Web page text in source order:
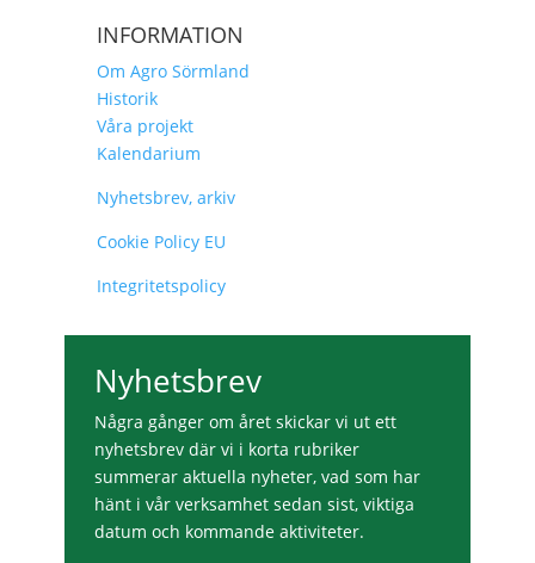
INFORMATION
Om Agro Sörmland
Historik
Våra projekt
Kalendarium
Nyhetsbrev, arkiv
Cookie Policy EU
Integritetspolicy
Nyhetsbrev
Några gånger om året skickar vi ut ett
nyhetsbrev där vi i korta rubriker
summerar aktuella nyheter, vad som har
hänt i vår verksamhet sedan sist, viktiga
datum och kommande aktiviteter.